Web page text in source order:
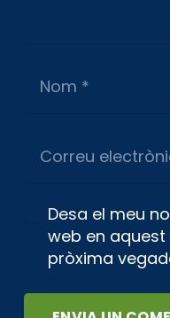
Desa el meu
web en
pròxima